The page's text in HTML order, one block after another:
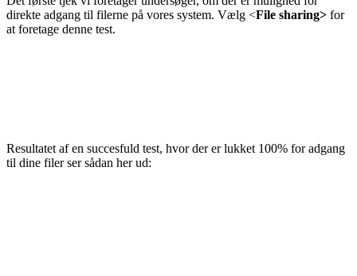
direkte adgang til filerne på vores system. Vælg <File sharing> for
at foretage denne test.
Resultatet af en succesfuld test, hvor der er lukket 100% for adgang
til dine filer ser sådan her ud: